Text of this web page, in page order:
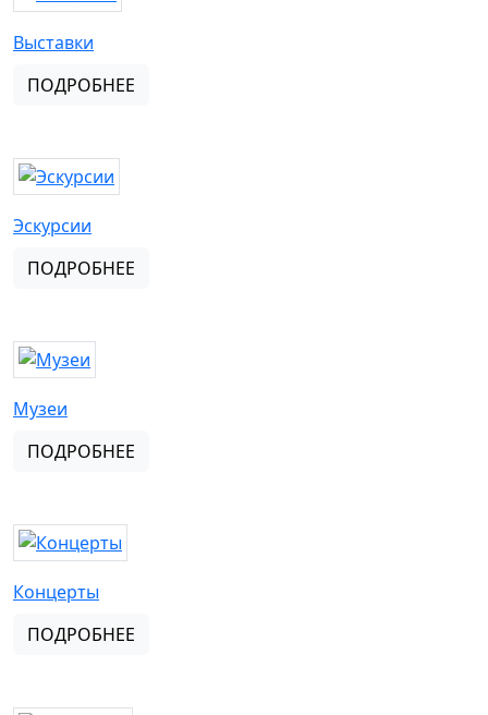
Выставки
ПОДРОБНЕЕ
Эскурсии
ПОДРОБНЕЕ
Музеи
ПОДРОБНЕЕ
Концерты
ПОДРОБНЕЕ